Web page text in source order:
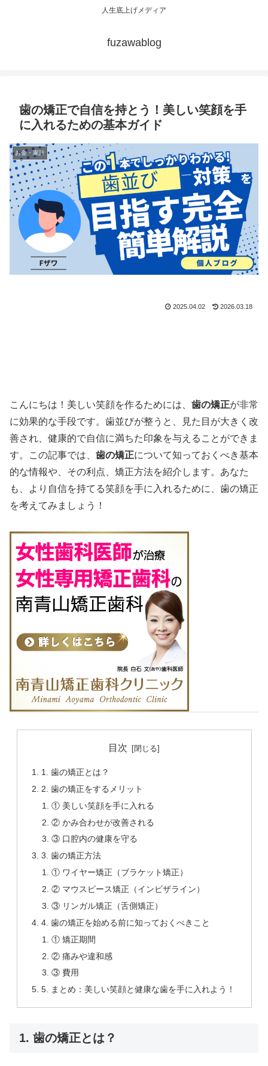
人生底上げメディア
fuzawablog
歯の矯正で自信を持とう！美しい笑顔を手
に入れるための基本ガイド
お金・家計
2025.04.02 2026.03.18
こんにちは！美しい笑顔を作るためには、 歯の矯正が非常
に効果的な手段です。歯並びが整うと、見た目が大きく改
善され、健康的で自信に満ちた印象を与えることができま
す。この記事では、 歯の矯正について知っておくべき基本
的な情報や、その利点、矯正方法を紹介します。あなた
も、より自信を持てる笑顔を手に入れるために、歯の矯正
を考えてみましょう！
目次
1. 歯の矯正とは？
2. 歯の矯正をするメリット
① 美しい笑顔を手に入れる
② かみ合わせが改善される
③ 口腔内の健康を守る
3. 歯の矯正方法
① ワイヤー矯正（ブラケット矯正）
② マウスピース矯正（インビザライン）
③ リンガル矯正（舌側矯正）
4. 歯の矯正を始める前に知っておくべきこと
① 矯正期間
② 痛みや違和感
③ 費用
5. まとめ：美しい笑顔と健康な歯を手に入れよう！
1. 歯の矯正とは？